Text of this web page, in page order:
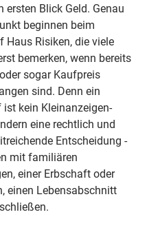
ersten Blick Geld. Genau
beginnen beim
Haus Risiken, die viele
bemerken, wenn bereits
sogar Kaufpreis
sind. Denn ein
ist kein Kleinanzeigen-
eine rechtlich und
Entscheidung -
mit familiären
einer Erbschaft oder
einen Lebensabschnitt